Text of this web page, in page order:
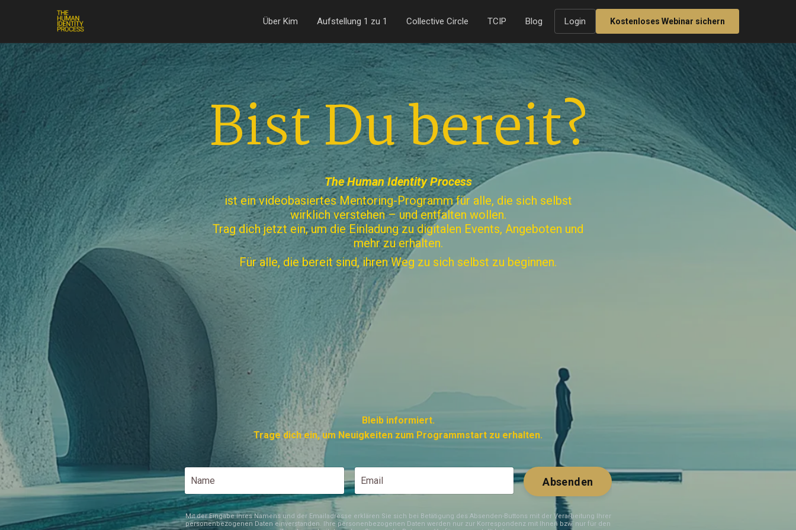
Über Kim Aufstellung 1 zu 1 Collective Circle TCIP Blog Login Kostenloses Webinar sichern
Bist Du bereit?
TheHuman Identity Process
ist ein videobasiertes Mentoring-Programm für alle, die sich selbst
wirklich verstehen – und entfalten wollen.
Trag dich jetzt ein, um die Einladung zu digitalen Events, Angeboten und
mehr zu erhalten.
Für alle, die bereit sind, ihren Weg zu sich selbst zu beginnen.
Bleib informiert.
Trage dich ein, um Neuigkeiten zum Programmstart zu erhalten.
Absenden
Mit der Eingabe Ihres Namens und der Emailadresse erklären Sie sich bei Betätigung des Absenden-Buttons mit der Verarbeitung Ihrer
personenbezogenen Daten einverstanden. Ihre personenbezogenen Daten werden nur zur Korrespondenz mit Ihnen bzw. nur für den